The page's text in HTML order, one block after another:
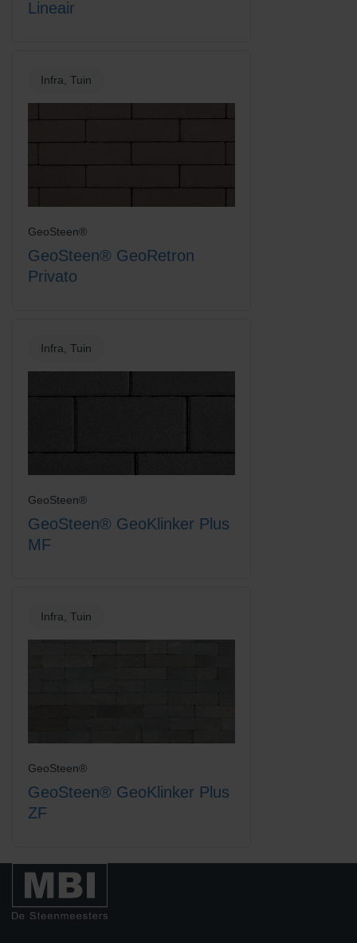
Lineair
Infra, Tuin
GeoSteen®
GeoSteen® GeoRetron
Privato
Infra, Tuin
GeoSteen®
GeoSteen® GeoKlinker Plus
MF
Infra, Tuin
GeoSteen®
GeoSteen® GeoKlinker Plus
ZF